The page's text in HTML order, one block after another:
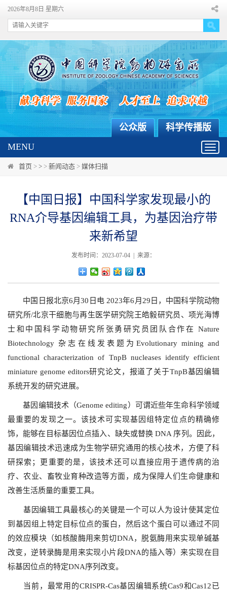
2026年8月8日 星期六
科学传播版
公众版
MENU
首页 > > > 新闻动态 > 媒体扫描
【中国日报】中国科学家发现最小的
RNA介导基因编辑工具，为基因治疗带
来新希望
发布时间：2023-07-04 | 来源：
中国日报北京6月30日电 2023年6月29日，中国科学院动物
研究所/北京干细胞与再生医学研究院王皓毅研究员、项光海博
士和中国科学动物研究所张勇研究员团队合作在 Nature
Biotechnology 杂志在线发表题为Evolutionary mining and
functional characterization of TnpB nucleases identify efficient
miniature genome editors研究论文，报道了关于TnpB基因编辑
系统开发的研究进展。
基因编辑技术（Genome editing）可谓近些年生命科学领域
最重要的发现之一。该技术可实现基因组特定位点的精确修
饰，能够在目标基因位点插入、缺失或替换 DNA 序列。因此，
基因编辑技术迅速成为生物学研究通用的核心技术，方便了科
研探索；更重要的是，该技术还可以直接应用于遗传病的治
疗、农业、畜牧业育种改造等方面，成为保障人们生命健康和
改善生活质量的重要工具。
基因编辑工具最核心的关键是一个可以人为设计使其定位
到基因组上特定目标位点的蛋白，然后这个蛋白可以通过不同
的效应模块（如核酸酶用来剪切DNA，脱氨酶用来实现单碱基
改变，逆转录酶是用来实现小片段DNA的插入等）来实现在目
标基因位点的特定DNA序列改变。
当前，最常用的CRISPR-Cas基因编辑系统Cas9和Cas12已